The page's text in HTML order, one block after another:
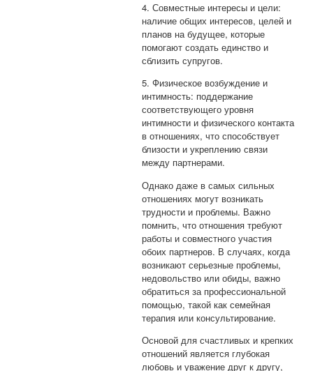
4. Совместные интересы и цели:
наличие общих интересов, целей и
планов на будущее, которые
помогают создать единство и
сблизить супругов.
5. Физическое возбуждение и
интимность: поддержание
соответствующего уровня
интимности и физического контакта
в отношениях, что способствует
близости и укреплению связи
между партнерами.
Однако даже в самых сильных
отношениях могут возникать
трудности и проблемы. Важно
помнить, что отношения требуют
работы и совместного участия
обоих партнеров. В случаях, когда
возникают серьезные проблемы,
недовольство или обиды, важно
обратиться за профессиональной
помощью, такой как семейная
терапия или консультирование.
Основой для счастливых и крепких
отношений является глубокая
любовь и уважение друг к другу,